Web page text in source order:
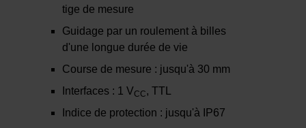
tige de mesure
Guidage par un roulement à billes
d'une longue durée de vie
Course de mesure : jusqu'à 30 mm
Interfaces : 1 VCC, TTL
Indice de protection : jusqu'à IP67